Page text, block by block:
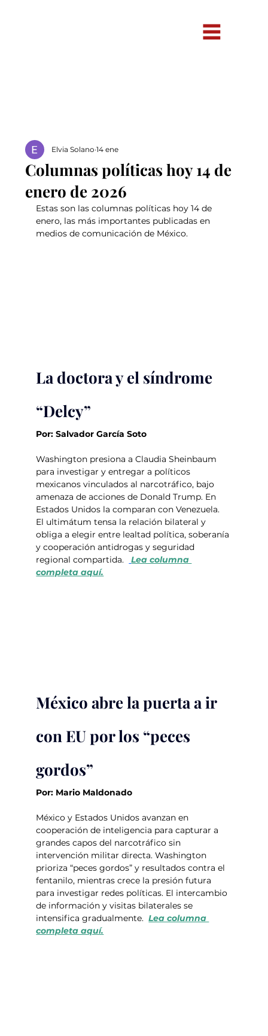
Columnas políticas hoy 14 de
enero de 2026
Elvia Solano 14 ene
Estas son las columnas políticas hoy 14 de
enero, las más importantes publicadas en
medios de comunicación de México.
La doctora y el síndrome
“Delcy”
Por: Salvador García Soto
Washington presiona a Claudia Sheinbaum
para investigar y entregar a políticos
mexicanos vinculados al narcotráfico, bajo
amenaza de acciones de Donald Trump. En
Estados Unidos la comparan con Venezuela.
El ultimátum tensa la relación bilateral y
obliga a elegir entre lealtad política, soberanía
y cooperación antidrogas y seguridad
regional compartida.
Lea columna
completa aquí.
México abre la puerta a ir
con EU por los “peces
gordos”
Por: Mario Maldonado
México y Estados Unidos avanzan en
cooperación de inteligencia para capturar a
grandes capos del narcotráfico sin
intervención militar directa. Washington
prioriza “peces gordos” y resultados contra el
fentanilo, mientras crece la presión futura
para investigar redes políticas. El intercambio
de información y visitas bilaterales se
intensifica gradualmente. Lea columna
completa aquí.